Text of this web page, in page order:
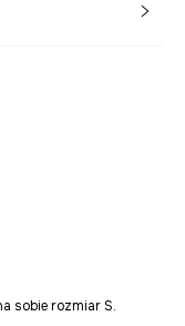
sobie rozmiar S.